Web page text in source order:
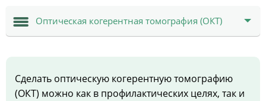
Оптическая когерентная томография (ОКТ)
Сделать оптическую когерентную томографию
(ОКТ) можно как в профилактических целях, так и